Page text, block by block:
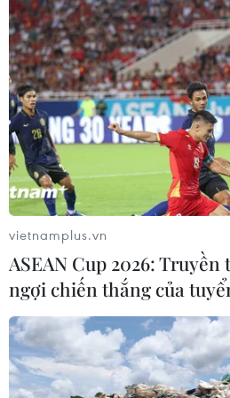
Với việc tái khởi động dự án
thống gắn với phát triển du lịch,
Huỳnh đứng trước cơ hội hồi
giá trị di sản, vừa tạo sinh kế
vietnamplus.vn
ASEAN Cup 2026: Truyền
ngợi chiến thắng của